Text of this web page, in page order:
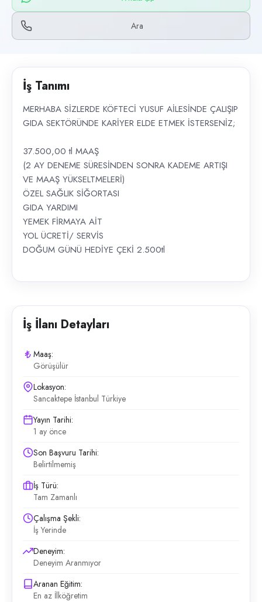
İlan açıklaması
MERHABA SİZLERDE KÖFTECİ YUSUF AİLESİNDE ÇALIŞIP GIDA
Ara
İş Tanımı
MERHABA SİZLERDE KÖFTECİ YUSUF AİLESİNDE ÇALIŞIP
GIDA SEKTÖRÜNDE KARİYER ELDE ETMEK İSTERSENİZ;
37.500,00 tl MAAŞ
(2 AY DENEME SÜRESİNDEN SONRA KADEME ARTIŞI
VE MAAŞ YÜKSELTMELERİ)
ÖZEL SAĞLIK SİĞORTASI
GIDA YARDIMI
YEMEK FİRMAYA AİT
YOL ÜCRETİ/ SERVİS
DOĞUM GÜNÜ HEDİYE ÇEKİ 2.500tl
İş İlanı Detayları
Maaş:
Görüşülür
Lokasyon:
Sancaktepe İstanbul Türkiye
Yayın Tarihi:
1 ay önce
Son Başvuru Tarihi:
Belirtilmemiş
İş Türü:
Tam Zamanlı
Çalışma Şekli:
İş Yerinde
Deneyim:
Deneyim Aranmıyor
Aranan Eğitim:
En az İlköğretim